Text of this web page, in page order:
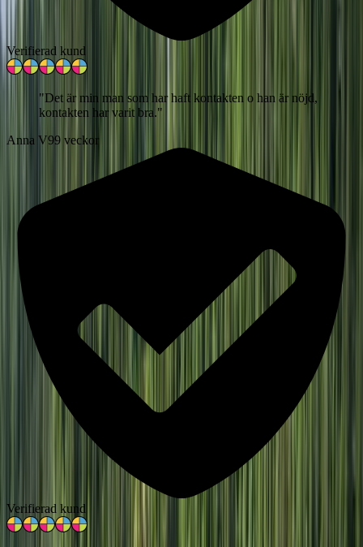
Verifierad kund
"Det är min man som har haft kontakten o han är nöjd,
kontakten har varit bra."
Anna V99 veckor
Verifierad kund